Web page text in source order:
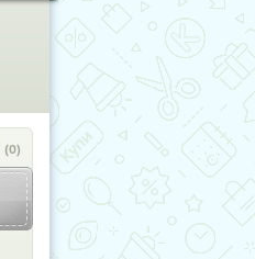
(0)